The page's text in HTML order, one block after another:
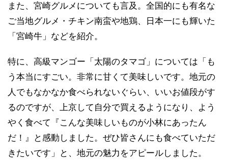
また、宮崎グルメについても言及。全国的にも有名な
ご当地グルメ・チキン南蛮や地鶏、日本一にも輝いた
「宮崎牛」などを紹介。
特に、高級マンゴー「太陽のタマゴ」については「も
う本当にすごい。非常に甘くて美味しいです。地元の
人でもなかなか食べられないぐらい、いいお値段がす
るのですが、上京して自分で買えるようになり、よう
やく食べて『こんな美味しいものが小林にあったん
だ！』と感動しました。ぜひ皆さんにも食べていただ
きたいです」と、地元の魅力をアピールしました。